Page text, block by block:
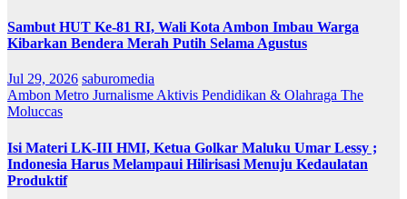
Sambut HUT Ke-81 RI, Wali Kota Ambon Imbau Warga
Kibarkan Bendera Merah Putih Selama Agustus
Jul 29, 2026 saburomedia
Ambon Metro Jurnalisme Aktivis Pendidikan & Olahraga The
Moluccas
Isi Materi LK-III HMI, Ketua Golkar Maluku Umar Lessy ;
Indonesia Harus Melampaui Hilirisasi Menuju Kedaulatan
Produktif